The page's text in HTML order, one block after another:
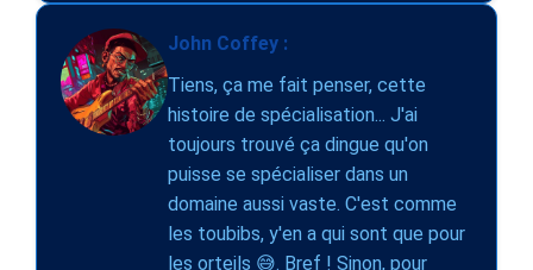
John Coffey :
Tiens, ça me fait penser, cette
histoire de spécialisation... J'ai
toujours trouvé ça dingue qu'on
puisse se spécialiser dans un
domaine aussi vaste. C'est comme
les toubibs, y'en a qui sont que pour
les orteils 😅. Bref ! Sinon, pour